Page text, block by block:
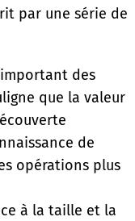
par une série de
des
que la valeur
de
opérations plus
à la taille et la